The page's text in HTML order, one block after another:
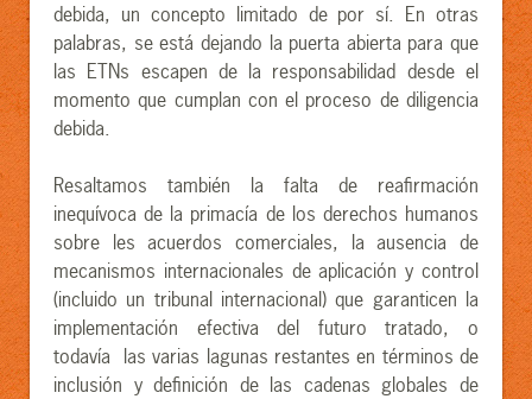
debida, un concepto limitado de por sí. En otras
palabras, se está dejando la puerta abierta para que
las ETNs escapen de la responsabilidad desde el
momento que cumplan con el proceso de diligencia
debida.
Resaltamos también la falta de reafirmación
inequívoca de la primacía de los derechos humanos
sobre les acuerdos comerciales, la ausencia de
mecanismos internacionales de aplicación y control
(incluido un tribunal internacional) que garanticen la
implementación efectiva del futuro tratado, o
todavía las varias lagunas restantes en términos de
inclusión y definición de las cadenas globales de